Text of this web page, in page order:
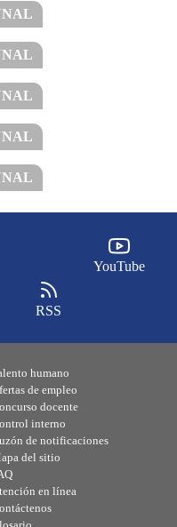
YouTube
RSS
humano
de empleo
docente
interno
de notificaciones
del sitio
en línea